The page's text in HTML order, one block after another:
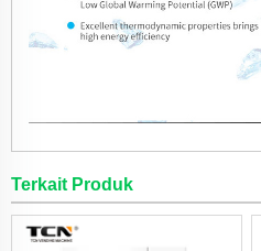
Terkait Produk